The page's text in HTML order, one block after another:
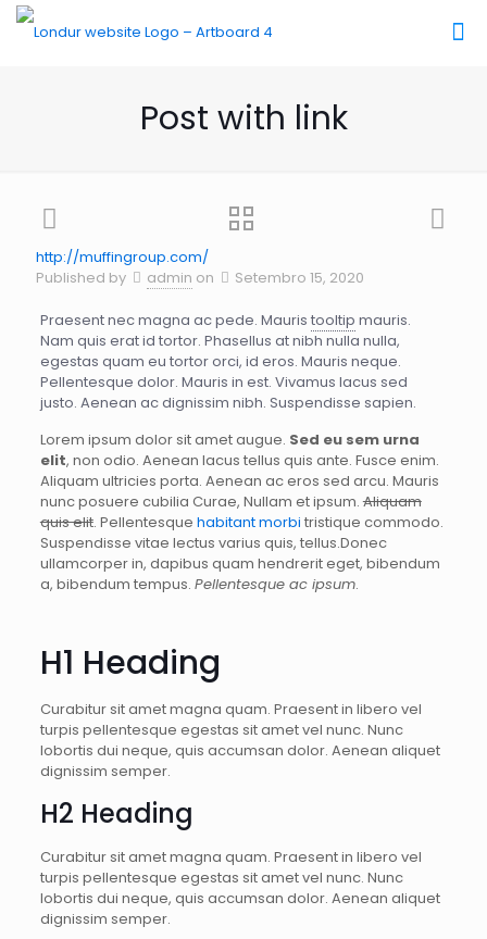
Post with link
http://muffingroup.com/
Published by
admin on Setembro 15, 2020
Praesent nec magna ac pede. Mauris tooltip mauris.
Nam quis erat id tortor. Phasellus at nibh nulla nulla,
egestas quam eu tortor orci, id eros. Mauris neque.
Pellentesque dolor. Mauris in est. Vivamus lacus sed
justo. Aenean ac dignissim nibh. Suspendisse sapien.
Lorem ipsum dolor sit amet augue. Sed eu sem urna
elit, non odio. Aenean lacus tellus quis ante. Fusce enim.
Aliquam ultricies porta. Aenean ac eros sed arcu. Mauris
nunc posuere cubilia Curae, Nullam et ipsum.Aliquam
quis elit. Pellentesque habitant morbi tristique commodo.
Suspendisse vitae lectus varius quis, tellus.Donec
ullamcorper in, dapibus quam hendrerit eget, bibendum
a, bibendum tempus. Pellentesque ac ipsum.
H1 Heading
Curabitur sit amet magna quam. Praesent in libero vel
turpis pellentesque egestas sit amet vel nunc. Nunc
lobortis dui neque, quis accumsan dolor. Aenean aliquet
dignissim semper.
H2 Heading
Curabitur sit amet magna quam. Praesent in libero vel
turpis pellentesque egestas sit amet vel nunc. Nunc
lobortis dui neque, quis accumsan dolor. Aenean aliquet
dignissim semper.